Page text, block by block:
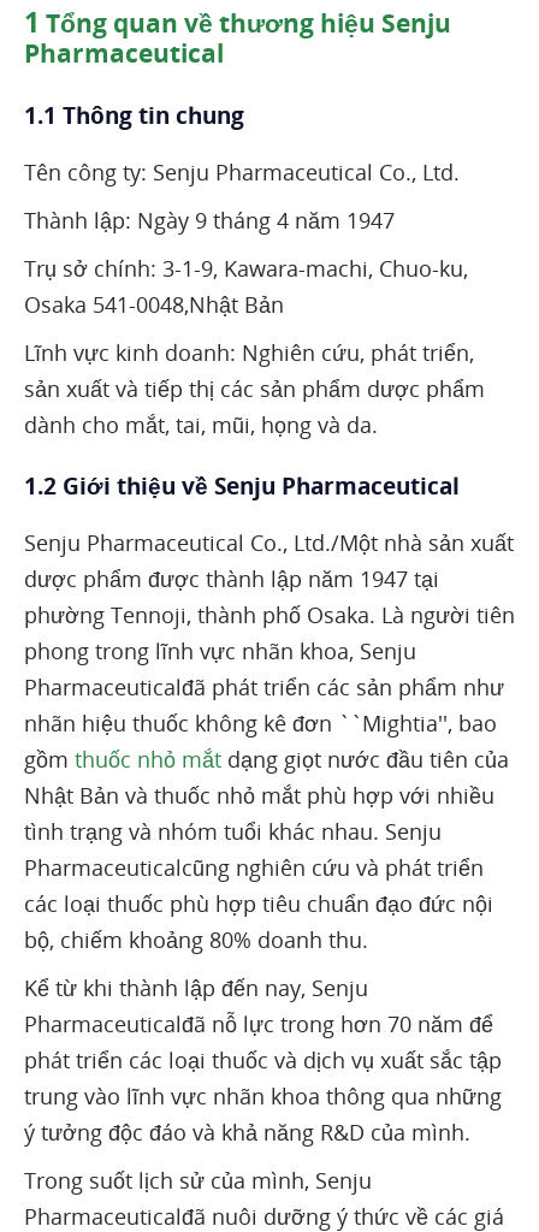
1 Tổng quan về thương hiệu Senju
Pharmaceutical
1.1 Thông tin chung
Tên công ty: Senju Pharmaceutical Co., Ltd.
Thành lập: Ngày 9 tháng 4 năm 1947
Trụ sở chính: 3-1-9, Kawara-machi, Chuo-ku,
Osaka 541-0048,Nhật Bản
Lĩnh vực kinh doanh: Nghiên cứu, phát triển,
sản xuất và tiếp thị các sản phẩm dược phẩm
dành cho mắt, tai, mũi, họng và da.
1.2 Giới thiệu về Senju Pharmaceutical
Senju Pharmaceutical Co., Ltd./Một nhà sản xuất
dược phẩm được thành lập năm 1947 tại
phường Tennoji, thành phố Osaka. Là người tiên
phong trong lĩnh vực nhãn khoa, Senju
Pharmaceuticalđã phát triển các sản phẩm như
nhãn hiệu thuốc không kê đơn ``Mightia'', bao
gồm thuốc nhỏ mắt dạng giọt nước đầu tiên của
Nhật Bản và thuốc nhỏ mắt phù hợp với nhiều
tình trạng và nhóm tuổi khác nhau. Senju
Pharmaceuticalcũng nghiên cứu và phát triển
các loại thuốc phù hợp tiêu chuẩn đạo đức nội
bộ, chiếm khoảng 80% doanh thu.
Kể từ khi thành lập đến nay, Senju
Pharmaceuticalđã nỗ lực trong hơn 70 năm để
phát triển các loại thuốc và dịch vụ xuất sắc tập
trung vào lĩnh vực nhãn khoa thông qua những
ý tưởng độc đáo và khả năng R&D của mình.
Trong suốt lịch sử của mình, Senju
Pharmaceuticalđã nuôi dưỡng ý thức về các giá